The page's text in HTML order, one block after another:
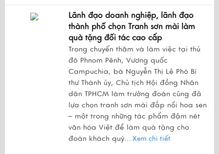
Lãnh đạo doanh nghiệp, lãnh đạo
thành phố chọn Tranh sơn mài làm
quà tặng đối tác cao cấp
Trong chuyến thăm và làm việc tại thủ
đô Phnom Pênh, Vương quốc
Campuchia, bà Nguyễn Thị Lệ Phó Bí
thư Thành ủy, Chủ tịch Hội đồng Nhân
dân TPHCM làm trưởng đoàn cũng đã
lựa chọn tranh sơn mài đắp nổi hoa sen
– một trong những tác phẩm đậm nét
văn hóa Việt để làm quà tặng cho
đoàn khách quý... Xem chi tiết